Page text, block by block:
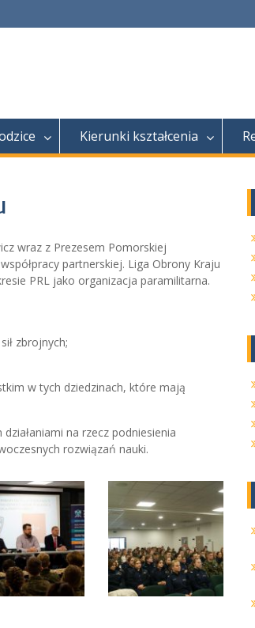
Kierunki kształcenia
wraz z Prezesem Pomorskiej
partnerskiej. Liga Obrony Kraju
PRL jako organizacja paramilitarna.
zbrojnych;
w tych dziedzinach, które mają
na rzecz podniesienia
rozwiązań nauki.